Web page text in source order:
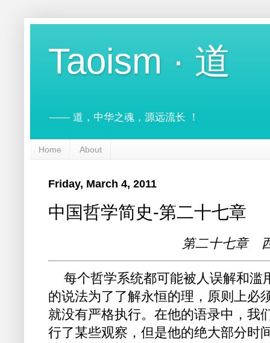
Taoism · 道
—— 道，中华之魂，源远流长 ！
Home About
Friday, March 4, 2011
中国哲学简史-第二十七章
第二十七章
每个哲学系统都可能被人误解和
的说法为了了解永恒的理，原则上必
就没有严格执行。在他的语录中，我
行了某些观察，但是他的绝大部分时